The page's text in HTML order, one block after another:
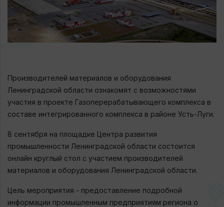
Производителей материалов и оборудования
Ленинградской области ознакомят с возможностями
участия в проекте Газоперерабатывающего комплекса в
составе интегрированного комплекса в районе Усть-Луги.
8 сентября на площадке Центра развития
промышленности Ленинградской области состоится
онлайн круглый стол с участием производителей
материалов и оборудования Ленинградской области.
Цель мероприятия - предоставление подробной
информации промышленным предприятиям региона о